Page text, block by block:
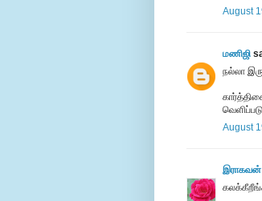
August
மணிஜி
நல்லா
August
இராகவன்